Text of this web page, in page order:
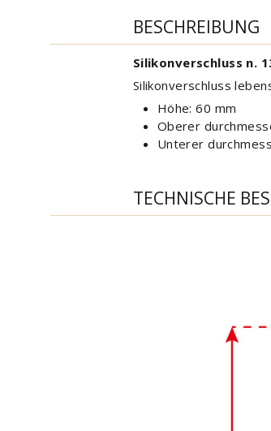
BESCHREIBUNG
Silikonverschluss n.
Silikonverschluss
Höhe: 60 mm
Oberer
Unterer
TECHNISCHE